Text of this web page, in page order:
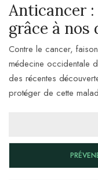
Anticancer
grâce à nos
Contre le cancer,
médecine occidentale
des récentes
protéger de cette